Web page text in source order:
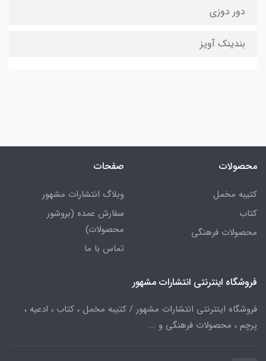
دور دوزی
بندینک آویز
محصولات
کتیبه مخمل
کتاب
محصولات فرهنگی
صفحات
وبلاگ انتشارات مشهور
سفارش عمده (بروشور
محصولات)
تماس با ما
فروشگاه اینترنتی انتشارات مشهور
فروشگاه اینترنتی انتشارات مشهور / کتیبه مخمل ، کتاب ، ادعیه ،
پرچم ، محصولات فرهنگی و ...